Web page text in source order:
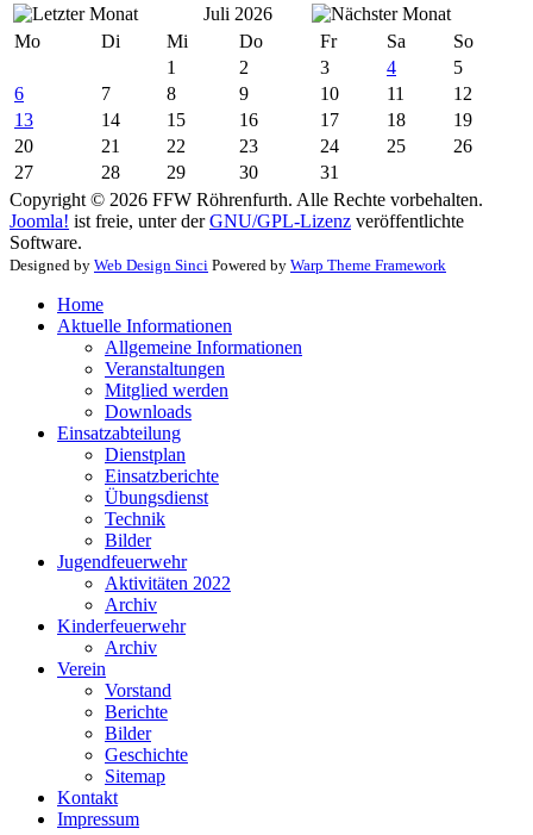
Juli 2026
Mo
Di Mi Do Fr Sa
So
1
2 3 4
5
6
7 8 9 10 11
12
13
14 15 16 17 18
19
20
21 22 23 24 25
26
27
28 29 30
31
Copyright © 2026 FFW Röhrenfurth. Alle Rechte vorbehalten.
Joomla! ist freie, unter derGNU/GPL-Lizenz veröffentlichte
Software.
Designed by Web Design Sinci Powered by Warp Theme Framework
Home
Aktuelle Informationen
Allgemeine Informationen
Veranstaltungen
Mitglied werden
Downloads
Einsatzabteilung
Dienstplan
Einsatzberichte
Übungsdienst
Technik
Bilder
Jugendfeuerwehr
Aktivitäten 2022
Archiv
Kinderfeuerwehr
Archiv
Verein
Vorstand
Berichte
Bilder
Geschichte
Sitemap
Kontakt
Impressum